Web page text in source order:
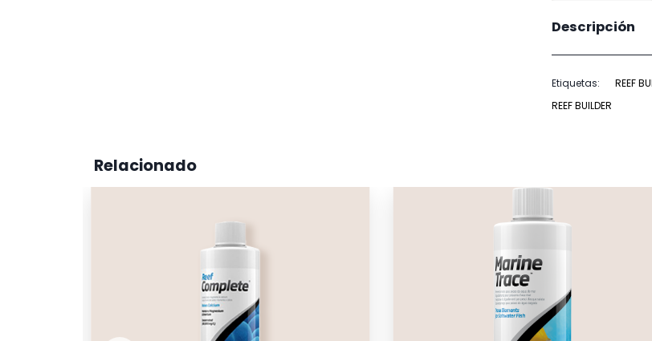
Buffer
cantidad
Descripción
Etiquetas: REEF
REEF BUILDER
Relacionado